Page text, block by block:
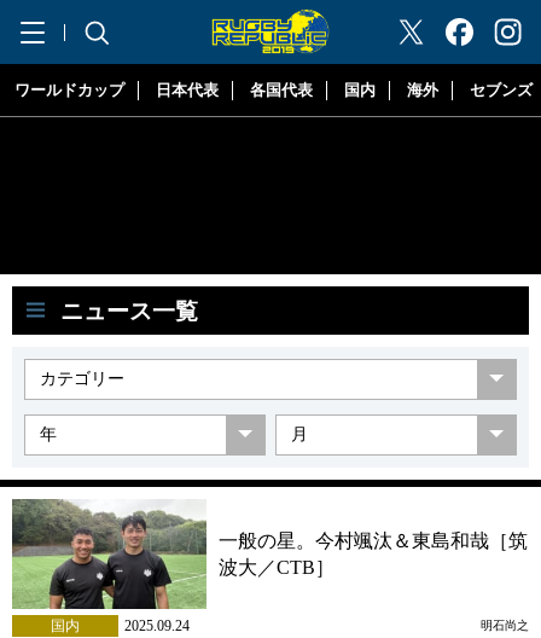
"ラグビーリパブリック"
ワールドカップ 日本代表 各国代表 国内 海外 セブンズ
ニュース一覧
一般の星。今村颯汰＆東島和哉［筑
波大／CTB］
国内 2025.09.24 明石尚之